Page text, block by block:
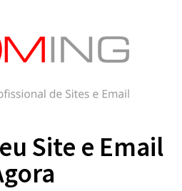
Site e Email